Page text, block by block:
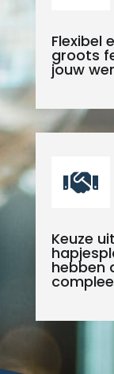
Flexibel
groots
jouw

Keuze
hebben